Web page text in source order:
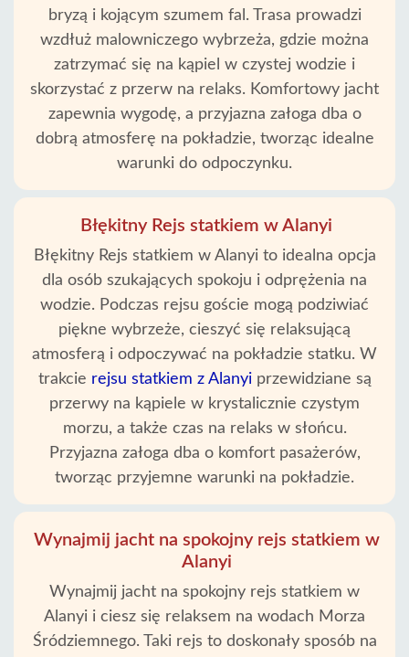
Strona
Główna
Blog
Google
bryzą i kojącym szumem fal. Trasa prowadzi
wzdłuż malowniczego wybrzeża, gdzie można
zatrzymać się na kąpiel w czystej wodzie i
skorzystać z przerw na relaks. Komfortowy jacht
zapewnia wygodę, a przyjazna załoga dba o
dobrą atmosferę na pokładzie, tworząc idealne
warunki do odpoczynku.
Błękitny Rejs statkiem w Alanyi
Błękitny Rejs statkiem w Alanyi to idealna opcja
dla osób szukających spokoju i odprężenia na
wodzie. Podczas rejsu goście mogą podziwiać
piękne wybrzeże, cieszyć się relaksującą
atmosferą i odpoczywać na pokładzie statku. W
trakcie rejsu statkiem z Alanyiprzewidziane są
przerwy na kąpiele w krystalicznie czystym
morzu, a także czas na relaks w słońcu.
Przyjazna załoga dba o komfort pasażerów,
tworząc przyjemne warunki na pokładzie.
Wynajmij jacht na spokojny rejs statkiem w
Alanyi
Wynajmij jacht na spokojny rejs statkiem w
Alanyi i ciesz się relaksem na wodach Morza
Śródziemnego. Taki rejs to doskonały sposób na